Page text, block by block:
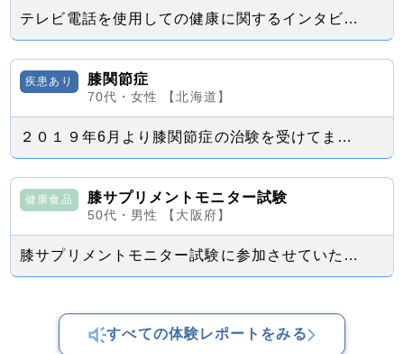
テレビ電話を使用しての健康に関するインタビューを受けました。 色々初めてでご迷...
疾患あり 膝関節症
70代・女性 【北海道】
２０１９年6月より膝関節症の治験を受けてます。 1年経過しました。 今後は1...
健康食品 膝サプリメントモニター試験
50代・男性 【大阪府】
膝サプリメントモニター試験に参加させていただきました。 １０年ほど前から膝の曲...
すべての体験レポートをみる